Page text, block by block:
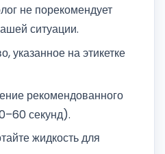
не порекомендует
ситуации.
указанное на этикетке
рекомендованного
секунд).
жидкость для